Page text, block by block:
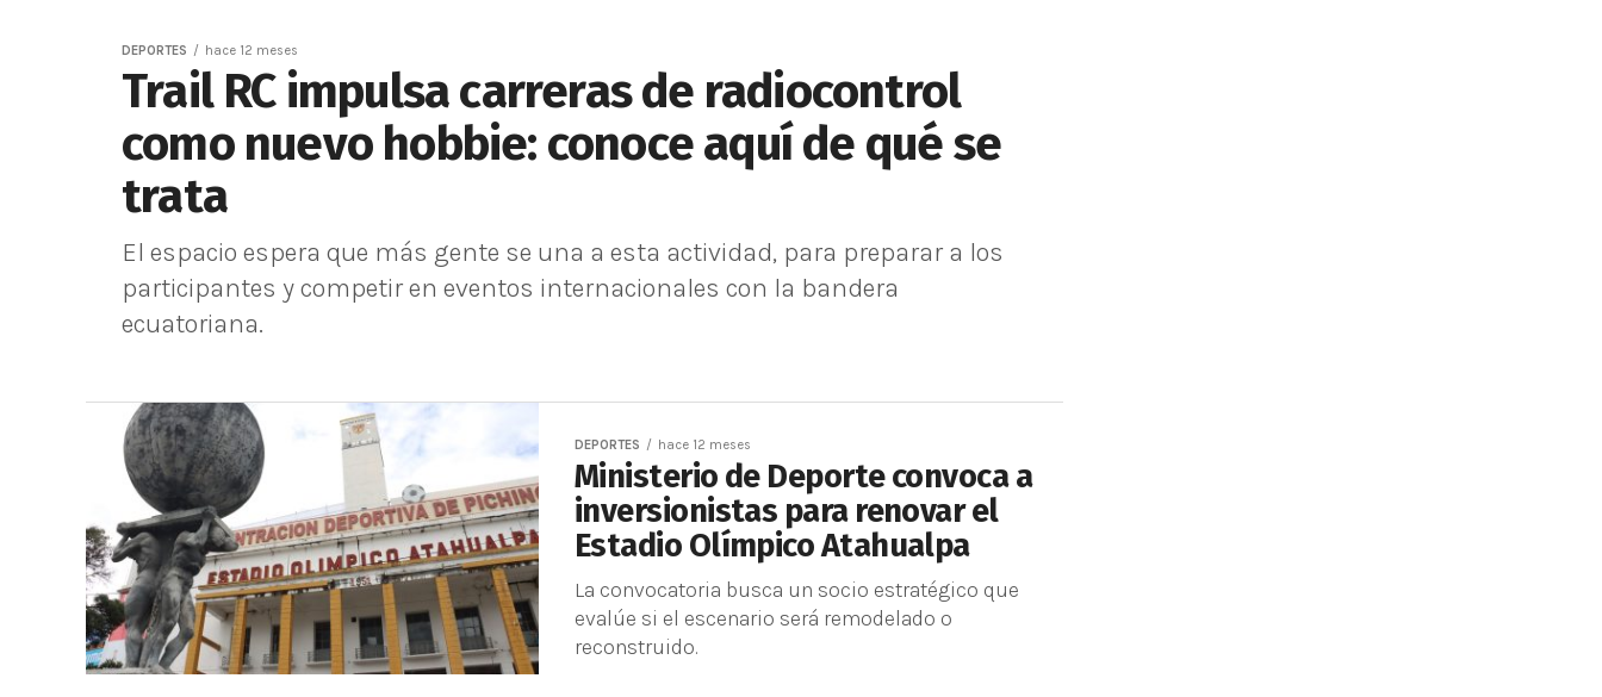
DEPORTES hace 12 meses
Trail RC impulsa carreras de radiocontrol
como nuevo hobbie: conoce aquí de qué se
trata
El espacio espera que más gente se una a esta actividad, para preparar a los
participantes y competir en eventos internacionales con la bandera
ecuatoriana.
DEPORTES hace 12 meses
Ministerio de Deporte convoca a
inversionistas para renovar el
Estadio Olímpico Atahualpa
La convocatoria busca un socio estratégico que
evalúe si el escenario será remodelado o
reconstruido.